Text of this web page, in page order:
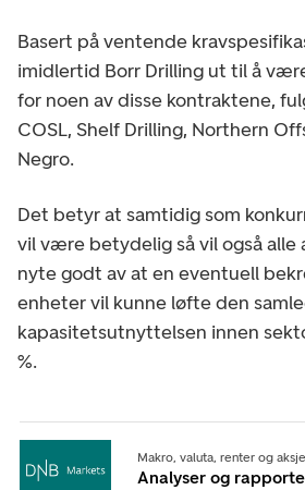
Basert på ventende
imidlertid Borr Drilling ut til å
for noen av disse kontraktene,
COSL, Shelf Drilling, Northern
Negro.
Det betyr at samtidig som
vil være betydelig så vil også alle
nyte godt av at en eventuell
enheter vil kunne løfte den
kapasitetsutnyttelsen innen
%.
Makro, valuta, renter og
Analyser og